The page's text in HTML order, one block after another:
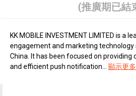
(推廣期已結
KK MOBILE INVESTMENT LIMITED is a
engagement and marketing technology
China. It has been focused on providing
and efficient push notification...
顯示更多